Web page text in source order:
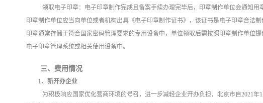
领取电子印章：电子印章制作完成且备案手续办理完毕后，印章制作单位会通知用
印章制作单位应当向单位或者机构出具《电子印章制作证书》，该证书是电子印章合法
印章通常存储于符合国家密码管理要求的专用设备中，单位领取后需按照印章制作单位
电子印章管理系统或相关使用设备中。
三、费用情况
1、新开办企业
为积极响应国家优化营商环境的号召，进一步减轻企业开办负担，北京市自2021